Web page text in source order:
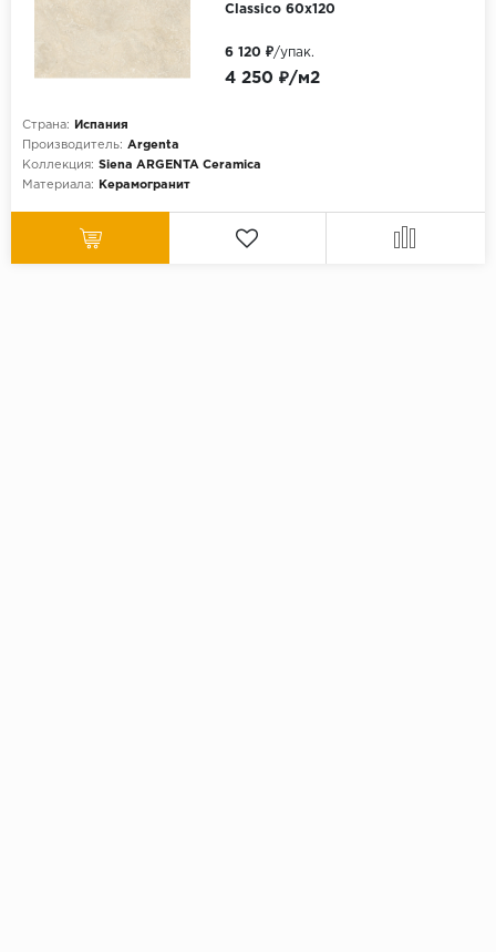
Classico 60x120
Страна:
Испания
Производитель: Argenta
Коллекция: Siena ARGENTA Ceramica
Материала:
Керамогранит
4 250 ₽/м2
6 120 ₽/упак.